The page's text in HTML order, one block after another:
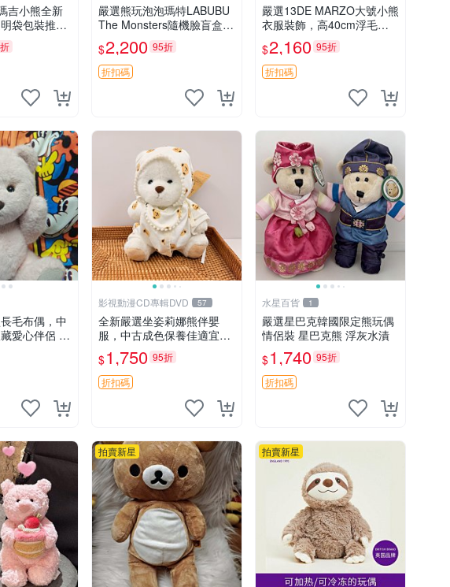
吉小熊全新
袋包裝推薦
史瑪吉小熊
嚴選熊玩泡泡瑪特LABUBU
The Monsters隨機臉盲盒，
萌趣馬卡龍設計 芝麻豆豆 L
ABUBU LABUBU THE MO
NSTERS 橙色豆
$2,200 95折
折扣碼
嚴選13DE MARZO大號小熊
衣服裝飾，高40cm浮毛浮
灰，詳觀後再拍。二手收藏
請珍惜。 13DE MARZO 二
手 小熊 衣服裝飾
$2,160 95折
折扣碼
毛布偶，中
愛心伴侶 桃
猛咬布偶
影視動漫CD專輯DVD 57
全新嚴選坐姿莉娜熊伴嬰
服，中古成色保養佳適宜收
藏。無盒子但品質完好，快
速出貨。建議入手！ 中古
玩偶 滬漫
$1,750 95折
折扣碼
水星百貨 1
嚴選星巴克韓國限定熊玩偶
情侶裝 星巴克熊 浮灰水漬
$1,740 95折
折扣碼
拍賣新星 拍賣新星